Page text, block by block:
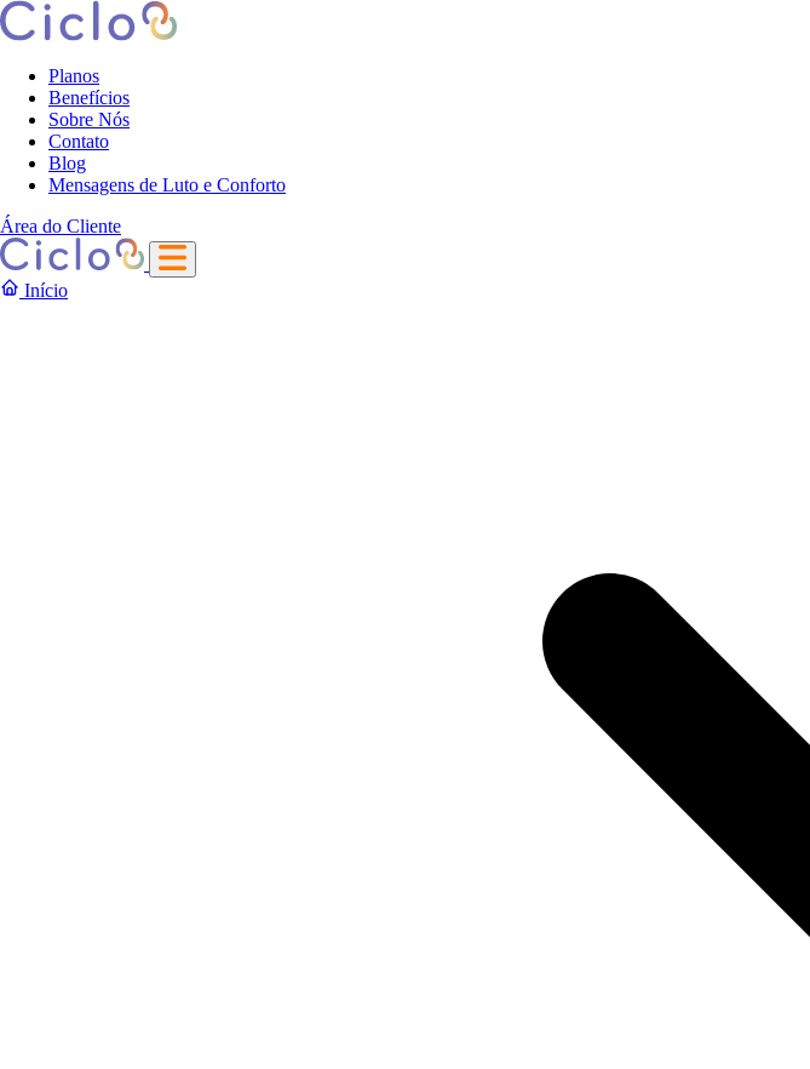
Planos
Benefícios
Sobre Nós
Contato
Blog
Mensagens de Luto e Conforto
Área do Cliente
Início